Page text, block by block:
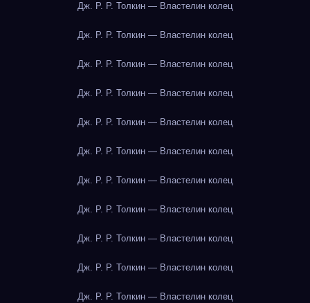
Дж. Р. Р. Толкин — Властелин колец
Дж. Р. Р. Толкин — Властелин колец
Дж. Р. Р. Толкин — Властелин колец
Дж. Р. Р. Толкин — Властелин колец
Дж. Р. Р. Толкин — Властелин колец
Дж. Р. Р. Толкин — Властелин колец
Дж. Р. Р. Толкин — Властелин колец
Дж. Р. Р. Толкин — Властелин колец
Дж. Р. Р. Толкин — Властелин колец
Дж. Р. Р. Толкин — Властелин колец
Дж. Р. Р. Толкин — Властелин колец